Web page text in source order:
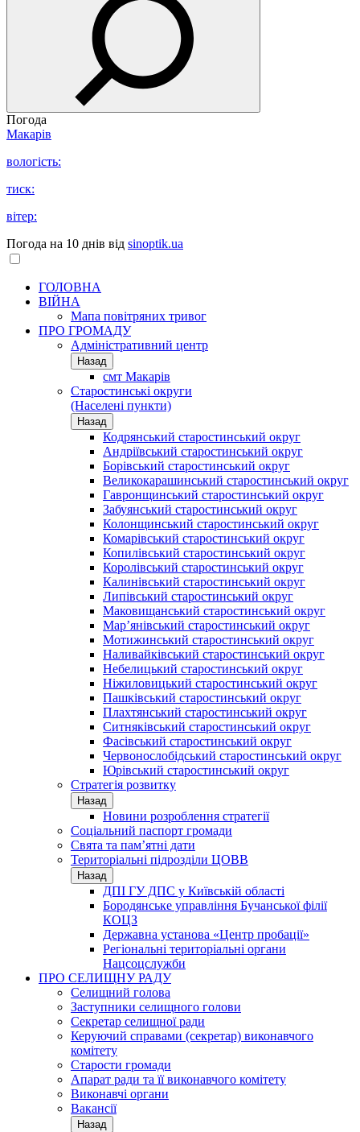
Погода
Макарів
вологість:
тиск:
вітер:
Погода на 10 днів від sinoptik.ua
ГОЛОВНА
ВІЙНА
Мапа повітряних тривог
ПРО ГРОМАДУ
Aдміністративний центр
Назад
смт Макарів
Старостинські округи
(Населені пункти)
Назад
Кодрянський старостинський округ
Андріївський старостинський округ
Борівський старостинський округ
Великокарашинський старостинський округ
Гавронщинський старостинський округ
Забуянський старостинський округ
Колонщинський старостинський округ
Комарівський старостинський округ
Копилівський старостинський округ
Королівський старостинський округ
Калинівський старостинський округ
Липівський старостинський округ
Маковищанський старостинський округ
Мар’янівський старостинський округ
Мотижинський старостинський округ
Наливайківський старостинський округ
Небелицький старостинський округ
Ніжиловицький старостинський округ
Пашківський старостинський округ
Плахтянський старостинський округ
Ситняківський старостинський округ
Фасівський старостинський округ
Червонослобідський старостинський округ
Юрівський старостинський округ
Стратегія розвитку
Назад
Новини розроблення стратегії
Соціальний паспорт громади
Свята та пам’ятні дати
Територіальні підрозділи ЦОВВ
Назад
ДПІ ГУ ДПС у Київській області
Бородянське управління Бучанської філії
КОЦЗ
Державна установа «Центр пробації»
Регіональні територіальні органи
Нацсоцслужби
ПРО СЕЛИЩНУ РАДУ
Селищний голова
Заступники селищного голови
Секретар селищної ради
Керуючий справами (секретар) виконавчого
комітету
Старости громади
Апарат ради та її виконавчого комітету
Виконавчі органи
Вакансії
Назад